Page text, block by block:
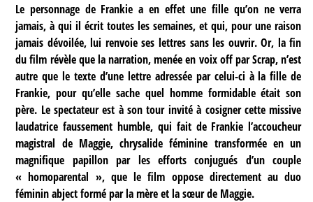
Le personnage de Frankie a en effet une fille qu’on ne verra
jamais, à qui il écrit toutes les semaines, et qui, pour une raison
jamais dévoilée, lui renvoie ses lettres sans les ouvrir. Or, la fin
du film révèle que la narration, menée en voix off par Scrap, n’est
autre que le texte d’une lettre adressée par celui-ci à la fille de
Frankie, pour qu’elle sache quel homme formidable était son
père. Le spectateur est à son tour invité à cosigner cette missive
laudatrice faussement humble, qui fait de Frankie l’accoucheur
magistral de Maggie, chrysalide féminine transformée en un
magnifique papillon par les efforts conjugués d’un couple
« homoparental », que le film oppose directement au duo
féminin abject formé par la mère et la sœur de Maggie.